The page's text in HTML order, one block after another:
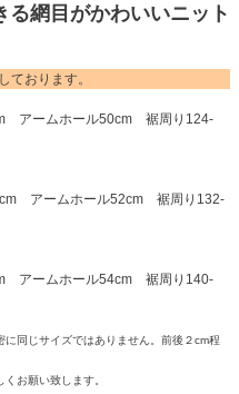
る網目がかわいいニット
おります。
アームホール50cm 裾周り124-
アームホール52cm 裾周り132-
アームホール54cm 裾周り140-
同じサイズではありません。前後２cm程
お願い致します。